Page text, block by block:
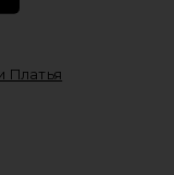
Платья